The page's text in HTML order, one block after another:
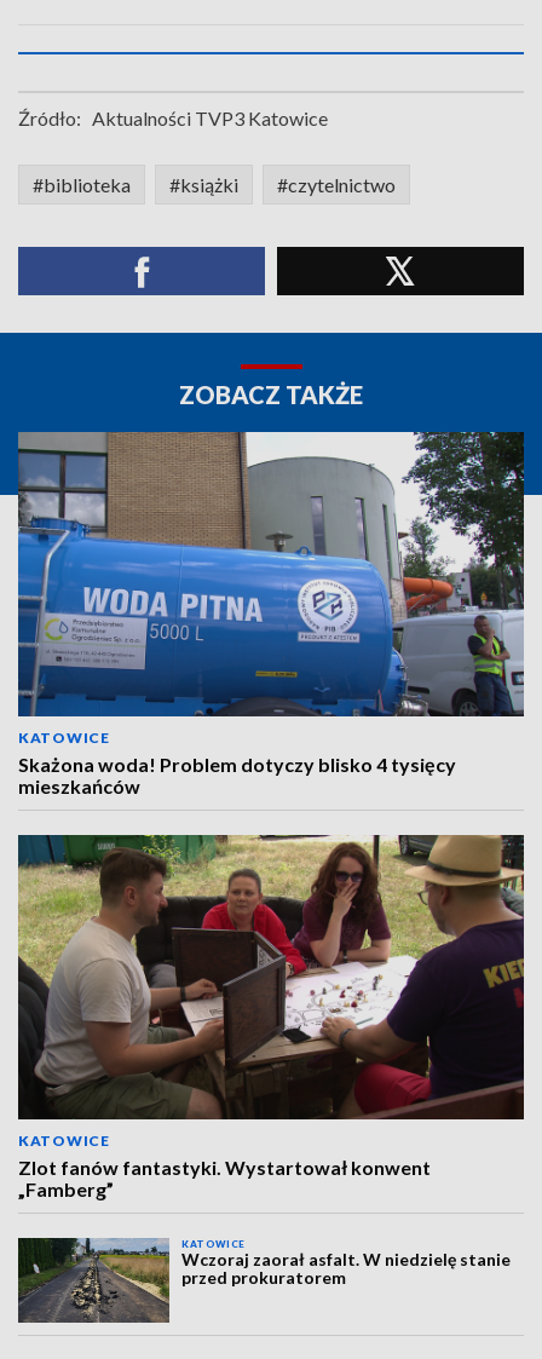
Źródło: Aktualności TVP3 Katowice
#biblioteka #książki #czytelnictwo
ZOBACZ TAKŻE
KATOWICE
Skażona woda! Problem dotyczy blisko 4 tysięcy
mieszkańców
KATOWICE
Zlot fanów fantastyki. Wystartował konwent
„Famberg”
KATOWICE
Wczoraj zaorał asfalt. W niedzielę stanie
przed prokuratorem